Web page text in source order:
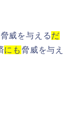
威を与えるだ
にも 脅威を与え